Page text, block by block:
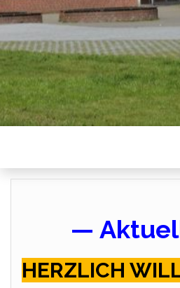
—
HERZLICH